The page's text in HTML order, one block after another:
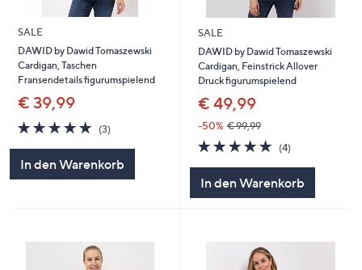
SALE
DAWID by Dawid Tomaszewski
Cardigan, Taschen
Fransendetails figurumspielend
€ 39,99
5.0
von
(3)3
In den Warenkorb
SALE
DAWID by Dawid Tomaszewski
Cardigan, Feinstrick Allover
Druck figurumspielend
€ 49,99
-50% € 99,99
4.8
von
(4)4
In den Warenkorb